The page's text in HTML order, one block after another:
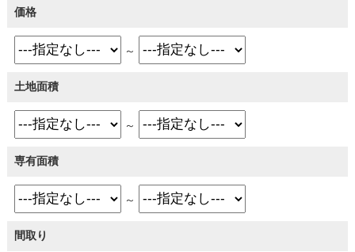
価格
～
土地面積
～
専有面積
～
間取り